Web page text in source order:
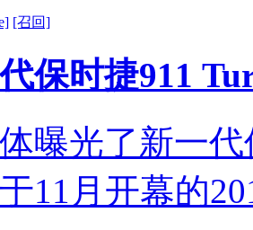
[召回]
保时捷911
曝光了新一
11月开幕的